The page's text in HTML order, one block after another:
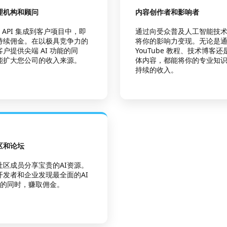
机构和顾问
API 集成到客户项目中，即
续佣金。在以极具竞争力的
户提供尖端 AI 功能的同
大您公司的收入来源。
内容创作者和影响者
通过向受众普及人工智能技
将你的影响力变现。无论是
YouTube 教程、技术博客还
体内容，都能将你的专业知
持续的收入。
和论坛
成员分享宝贵的AI资源。
发者和企业发现最全面的AI
同时，赚取佣金。